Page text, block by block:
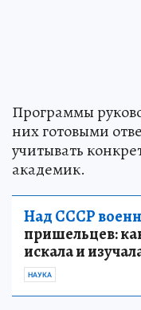
Программы
них готовыми
учитывать
академик.
Над СССР
пришельцев:
искала и
НАУКА